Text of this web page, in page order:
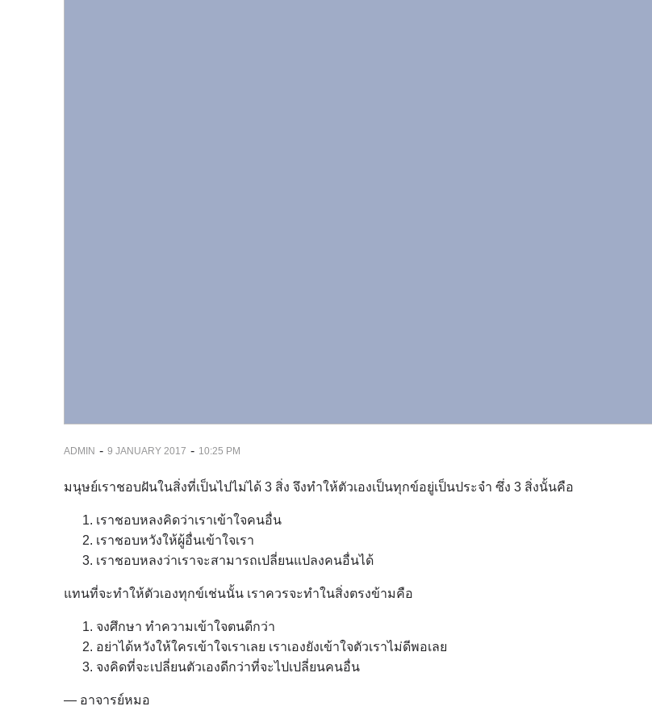
ADMIN - 9 JANUARY 2017 - 10:25 PM
มนุษย์เราชอบฝันในสิ่งที่เป็นไปไม่ได้ 3 สิ่ง จึงทำให้ตัวเองเป็นทุกข์อยู่เป็นประจำ ซึ่ง 3 สิ่งนั้นคือ
เราชอบหลงคิดว่าเราเข้าใจคนอื่น
เราชอบหวังให้ผู้อื่นเข้าใจเรา
เราชอบหลงว่าเราจะสามารถเปลี่ยนแปลงคนอื่นได้
แทนที่จะทำให้ตัวเองทุกข์เช่นนั้น เราควรจะทำในสิ่งตรงข้ามคือ
จงศึกษา ทำความเข้าใจตนดีกว่า
อย่าได้หวังให้ใครเข้าใจเราเลย เราเองยังเข้าใจตัวเราไม่ดีพอเลย
จงคิดที่จะเปลี่ยนตัวเองดีกว่าที่จะไปเปลี่ยนคนอื่น
— อาจารย์หมอ